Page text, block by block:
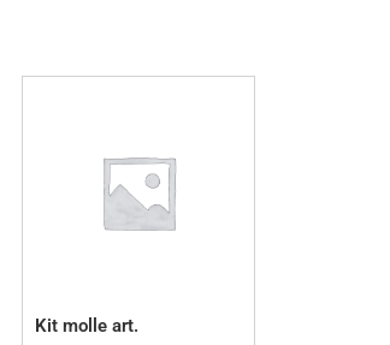
Kit molle art.